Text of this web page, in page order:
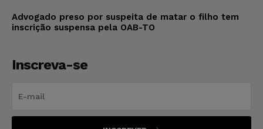
Advogado preso por suspeita de matar o filho tem
inscrição suspensa pela OAB-TO
Inscreva-se